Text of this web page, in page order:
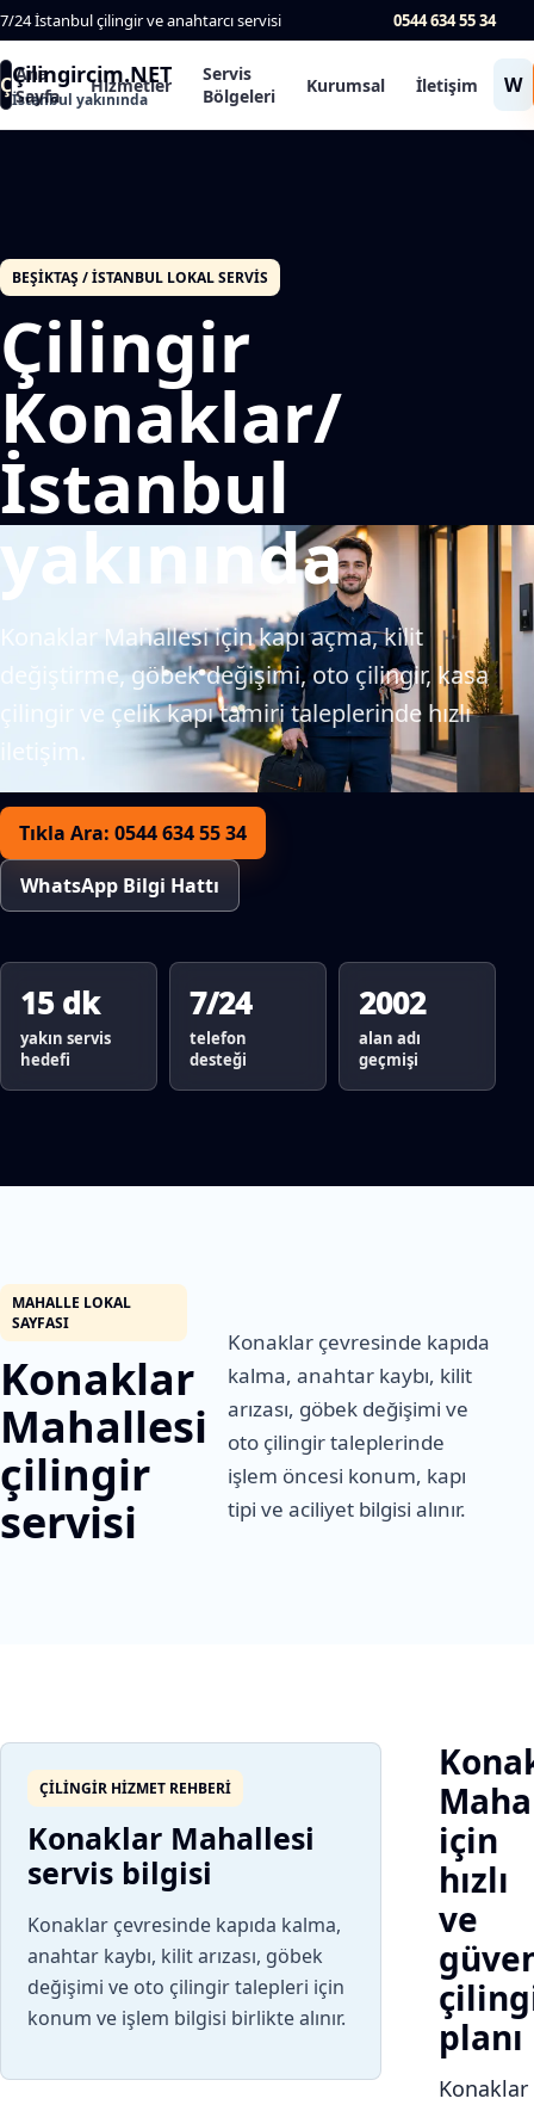
7/24 İstanbul çilingir ve anahtarcı servisi 0544 634 55 34
ÇÇilingircim.NET
İstanbul yakınında
Ana
Sayfa
Hizmetler
Servis
Bölgeleri
Kurumsal İletişim W
BEŞIKTAŞ / İSTANBUL LOKAL SERVIS
Çilingir
Konaklar/
İstanbul
yakınında
Konaklar Mahallesi için kapı açma, kilit
değiştirme, göbek değişimi, oto çilingir, kasa
çilingir ve çelik kapı tamiri taleplerinde hızlı
iletişim.
Tıkla Ara: 0544 634 55 34
WhatsApp Bilgi Hattı
15 dk
yakın servis
hedefi
7/24
telefon
desteği
2002
alan adı
geçmişi
MAHALLE LOKAL
SAYFASI
Konaklar
Mahallesi
çilingir
servisi
Konaklar çevresinde kapıda
kalma, anahtar kaybı, kilit
arızası, göbek değişimi ve
oto çilingir taleplerinde
işlem öncesi konum, kapı
tipi ve aciliyet bilgisi alınır.
ÇILINGIR HIZMET REHBERI
Konaklar Mahallesi
servis bilgisi
Konaklar çevresinde kapıda kalma,
anahtar kaybı, kilit arızası, göbek
değişimi ve oto çilingir talepleri için
konum ve işlem bilgisi birlikte alınır.
için
hızlı
ve
planı
Konaklar